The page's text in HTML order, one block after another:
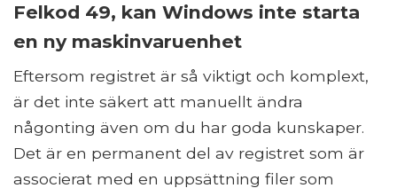
Felkod 49, kan Windows inte starta
en ny maskinvaruenhet
Eftersom registret är så viktigt och komplext,
är det inte säkert att manuellt ändra
någonting även om du har goda kunskaper.
Det är en permanent del av registret som är
associerat med en uppsättning filer som